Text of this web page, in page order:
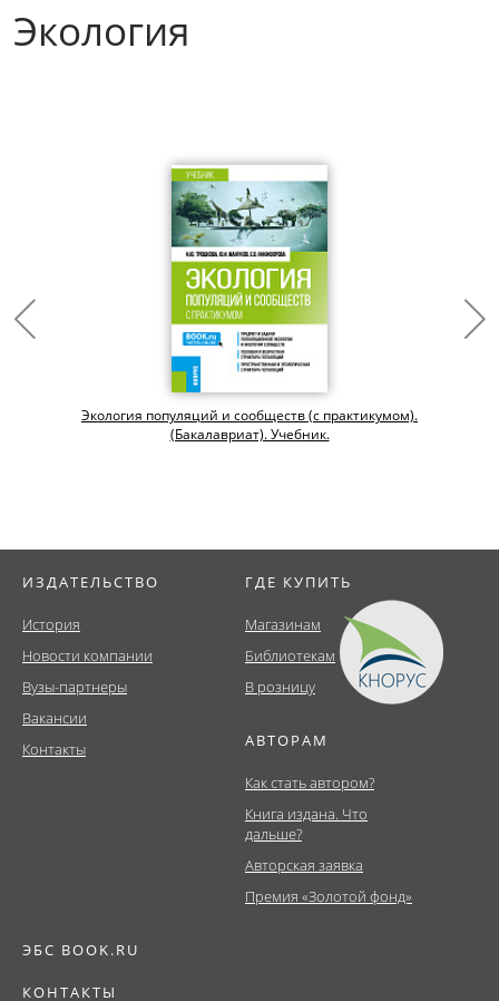
Экология
Экология популяций и сообществ (с практикумом).
(Бакалавриат). Учебник.
ИЗДАТЕЛЬСТВО
История
Новости компании
Вузы-партнеры
Вакансии
Контакты
ГДЕ КУПИТЬ
Магазинам
Библиотекам
В розницу
АВТОРАМ
Как стать автором?
Книга издана. Что
дальше?
Авторская заявка
Премия «Золотой фонд»
ЭБС BOOK.RU
КОНТАКТЫ